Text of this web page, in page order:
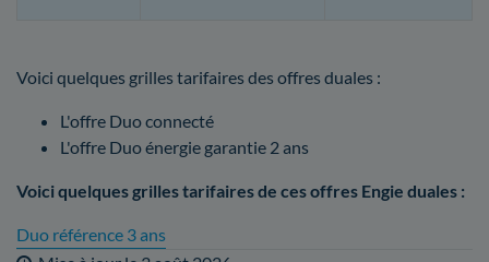
Voici quelques grilles tarifaires des offres duales :
L'offre Duo connecté
L'offre Duo énergie garantie 2 ans
Voici quelques grilles tarifaires de ces offres Engie duales :
Duo référence 3 ans